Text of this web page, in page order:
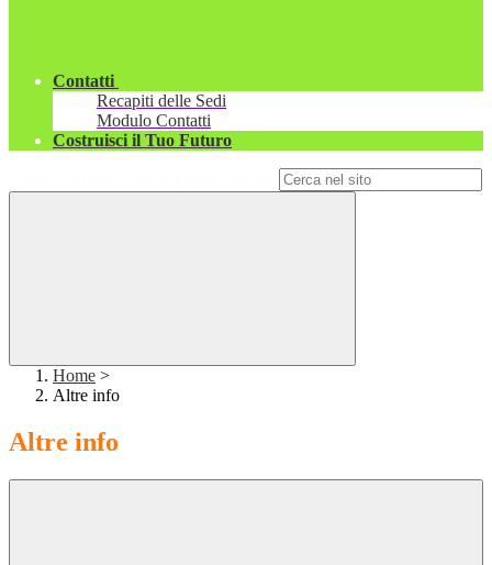
Contatti
Recapiti delle Sedi
Modulo Contatti
Costruisci il Tuo Futuro
Home >
Altre info
Altre info